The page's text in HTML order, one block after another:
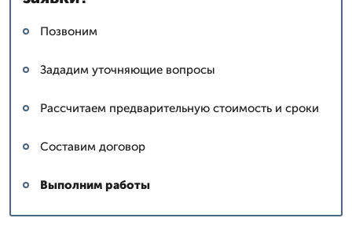
Позвоним
Зададим уточняющие вопросы
Рассчитаем предварительную стоимость и сроки
Составим договор
Выполним работы